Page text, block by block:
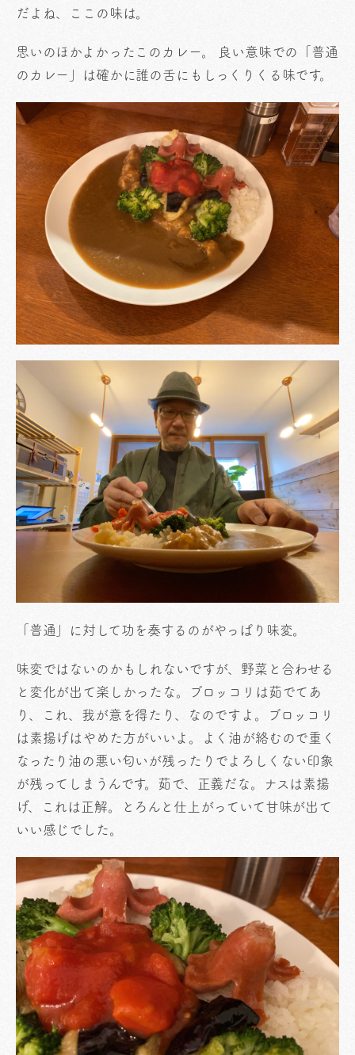
だよね、ここの味は。
思いのほかよかったこのカレー。 良い意味での「普通
のカレー」は確かに誰の舌にもしっくりくる味です。
「普通」に対して功を奏するのがやっぱり味変。
味変ではないのかもしれないですが、野菜と合わせる
と変化が出て楽しかったな。ブロッコリは茹でてあ
り、これ、我が意を得たり、なのですよ。ブロッコリ
は素揚げはやめた方がいいよ。よく油が絡むので重く
なったり油の悪い匂いが残ったりでよろしくない印象
が残ってしまうんです。茹で、正義だな。ナスは素揚
げ、これは正解。とろんと仕上がっていて甘味が出て
いい感じでした。